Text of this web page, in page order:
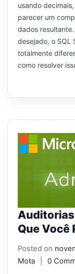
usando
parecer um
dados
desejado, o SQL
totalmente
como resolver
Auditorias
Que Você
Posted on
Mota
0